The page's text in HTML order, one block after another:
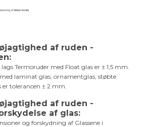
af ruden -
Termoruder med Float glas er ± 1,5 mm.
laminat glas, ornamentglas, støbte
tolerancen ± 2 mm.
af ruden -
af glas:
og forskydning af Glassene i